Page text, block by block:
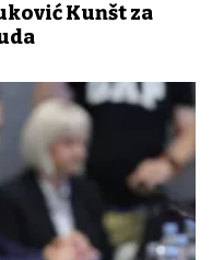
Kunšt za